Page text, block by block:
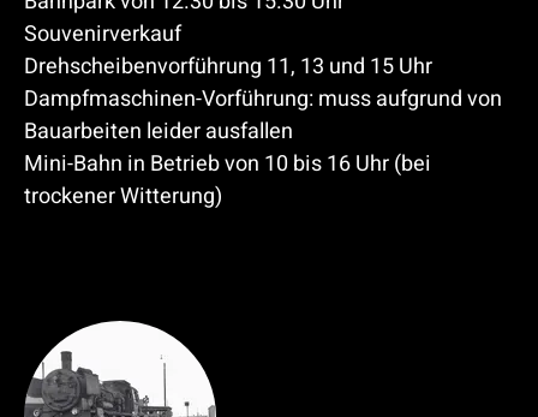
Souvenirverkauf
Drehscheibenvorführung 11, 13 und 15 Uhr
Dampfmaschinen-Vorführung: muss aufgrund von
Bauarbeiten leider ausfallen
Mini-Bahn in Betrieb von 10 bis 16 Uhr (bei
trockener Witterung)